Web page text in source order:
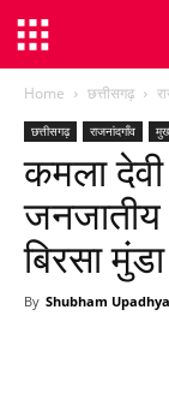
Home छत्तीसगढ़
छत्तीसगढ़ राजनांदगाँव
कमला देवी
जनजातीय
बिरसा
By Shubham